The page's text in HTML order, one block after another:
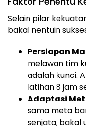
Selain pilar
bakal nentuin
Persiapan
melawan tim
adalah kunci.
latihan 8 jam
Adaptasi
sama meta
senjata, bakal